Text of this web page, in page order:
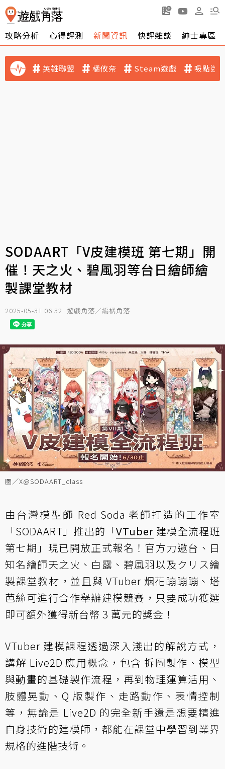
攻略分析 心得評測 新聞資訊 快評雜談 紳士專區
英雄聯盟 橘攸奈 Steam遊戲 吸點迷
SODAART「V皮建模班 第七期」開
催！天之火、碧風羽等台日繪師繪
製課堂教材
2025-05-31 06:32 遊戲角落／編橘角落
圖／X@SODAART_class
由台灣模型師 Red Soda 老師打造的工作室
「SODAART」推出的「VTuber 建模全流程班
第七期」現已開放正式報名！官方力邀台、日
知名繪師天之火、白露、碧風羽以及クリス繪
製課堂教材，並且與 VTuber 烟花蹦蹦蹦、塔
芭絲可進行合作舉辦建模競賽，只要成功獲選
即可額外獲得新台幣 3 萬元的獎金！
VTuber 建模課程透過深入淺出的解說方式，
講解 Live2D 應用概念，包含 拆圖製作、模型
與動畫的基礎製作流程，再到物理運算活用、
肢體晃動、Q 版製作、走路動作、表情控制
等，無論是 Live2D 的完全新手還是想要精進
自身技術的建模師，都能在課堂中學習到業界
規格的進階技術。